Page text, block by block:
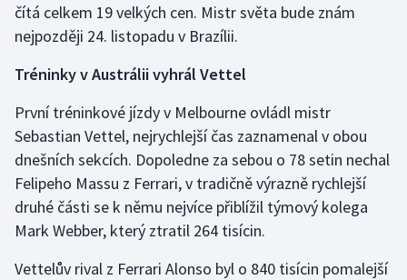
čítá celkem 19 velkých cen. Mistr světa bude znám
nejpozději 24. listopadu v Brazílii.
Tréninky v Austrálii vyhrál Vettel
První tréninkové jízdy v Melbourne ovládl mistr
Sebastian Vettel, nejrychlejší čas zaznamenal v obou
dnešních sekcích. Dopoledne za sebou o 78 setin nechal
Felipeho Massu z Ferrari, v tradičně výrazně rychlejší
druhé části se k němu nejvíce přiblížil týmový kolega
Mark Webber, který ztratil 264 tisícin.
Vettelův rival z Ferrari Alonso byl o 840 tisícin pomalejší